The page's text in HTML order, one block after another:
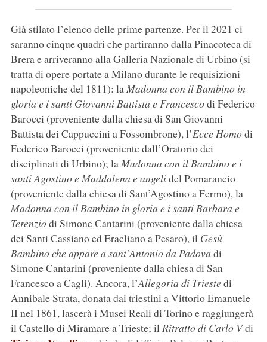
Già stilato l’elenco delle prime partenze. Per il 2021 ci
saranno cinque quadri che partiranno dalla Pinacoteca di
Brera e arriveranno alla Galleria Nazionale di Urbino (si
tratta di opere portate a Milano durante le requisizioni
napoleoniche del 1811): laMadonna con il Bambino in
gloria e i santi Giovanni Battista e Francescodi Federico
Barocci (proveniente dalla chiesa di San Giovanni
Battista dei Cappuccini a Fossombrone), l’Ecce Homodi
Federico Barocci (proveniente dall’Oratorio dei
disciplinati di Urbino); laMadonna con il Bambino e i
santi Agostino e Maddalena e angelidel Pomarancio
(proveniente dalla chiesa di Sant’Agostino a Fermo), la
Madonna con il Bambino in gloria e i santi Barbara e
Terenziodi Simone Cantarini (proveniente dalla chiesa
dei Santi Cassiano ed Eracliano a Pesaro), il Gesù
Bambino che appare a sant’Antonio da Padova di
Simone Cantarini (proveniente dalla chiesa di San
Francesco a Cagli). Ancora, l’Allegoria di Triestedi
Annibale Strata, donata dai triestini a Vittorio Emanuele
II nel 1861, lascerà i Musei Reali di Torino e raggiungerà
il Castello di Miramare a Trieste; ilRitratto di Carlo Vdi